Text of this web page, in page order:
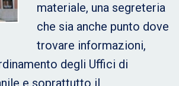
materiale, una segreteria
che sia anche punto dove
trovare informazioni,
degli Uffici di
e soprattutto il